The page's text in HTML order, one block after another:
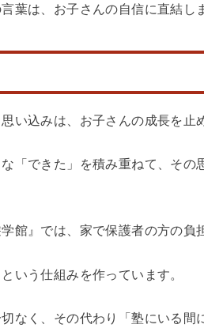
葉は、お子さんの自信に直結し
い込みは、お子さんの成長を止
「できた」を積み重ねて、その
館』では、家で保護者の方の負
いう仕組みを作っています。
なく、その代わり「塾にいる間